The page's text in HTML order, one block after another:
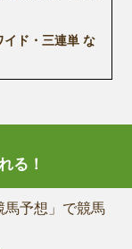
イド・三連単 な
る！
馬予想」で競馬